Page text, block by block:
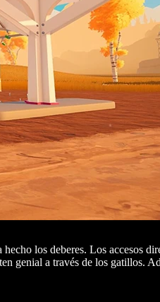
hecho los deberes. Los accesos
genial a través de los gatillos.